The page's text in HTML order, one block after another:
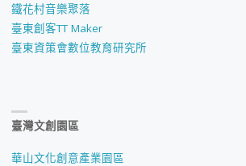
鐵花村音樂聚落
臺東創客TT Maker
臺東資策會數位教育研究所
臺灣文創園區
華山文化創意產業園區